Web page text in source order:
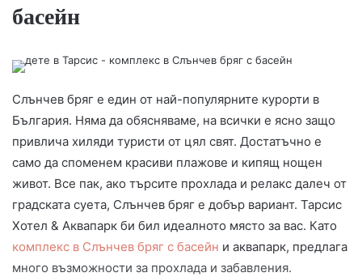
басейн
Слънчев бряг е един от най-популярните курорти в
България. Няма да обясняваме, на всички е ясно защо
привлича хиляди туристи от цял свят. Достатъчно е
само да споменем красиви плажове и кипящ нощен
живот. Все пак, ако търсите прохлада и релакс далеч от
градската суета, Слънчев бряг е добър вариант. Тарсис
Хотел & Аквапарк би бил идеалното място за вас. Като
комплекс в Слънчев бряг с басейн и аквапарк, предлага
много възможности за прохлада и забавления.